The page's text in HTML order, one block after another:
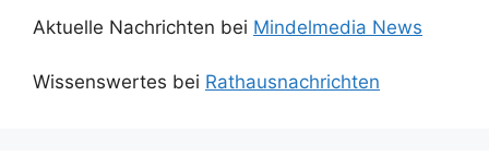
Aktuelle Nachrichten bei Mindelmedia News
Wissenswertes bei Rathausnachrichten